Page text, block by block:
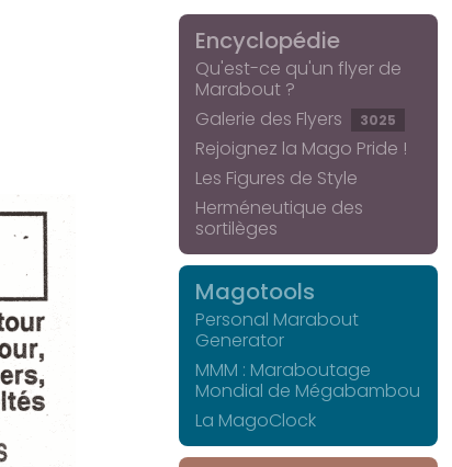
Encyclopédie
Qu'est-ce qu'un flyer de
Marabout ?
Galerie des Flyers
3025
Rejoignez la Mago Pride !
Les Figures de Style
Herméneutique des
sortilèges
Magotools
Personal Marabout
Generator
MMM : Maraboutage
Mondial de Mégabambou
La MagoClock